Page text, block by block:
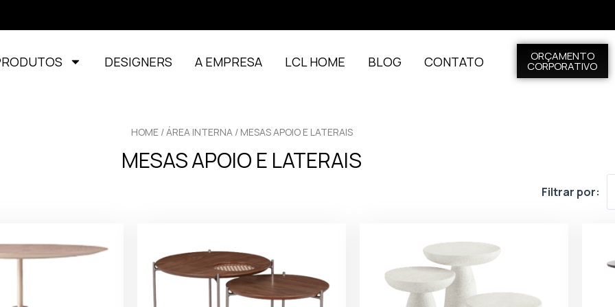
DESIGNERS A EMPRESA LCL HOME BLOG CONTATO ORÇAMENTO
CORPORATIVO
HOME/ÁREA INTERNA/ MESAS APOIO E LATERAIS
MESAS APOIO E LATERAIS
Filtrar por: